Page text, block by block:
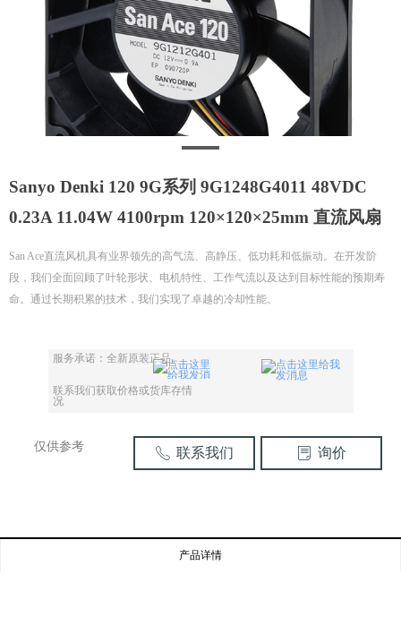
Sanyo Denki 120 9G系列 9G1248G4011 48VDC
0.23A 11.04W 4100rpm 120×120×25mm 直流风扇
San Ace直流风机具有业界领先的高气流、高静压、低功耗和低振动。在开发阶
段，我们全面回顾了叶轮形状、电机特性、工作气流以及达到目标性能的预期寿
命。通过长期积累的技术，我们实现了卓越的冷却性能。
服务承诺：全新原装正品。
联系我们获取价格或货库存情
况
产品详情
ꂅ 联系我们 ꂓ 询价
仅供参考